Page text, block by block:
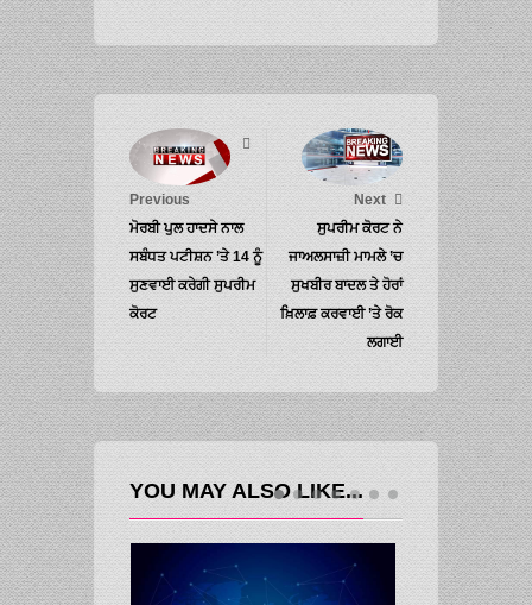
Previous
ਮੋਰਬੀ ਪੁਲ ਹਾਦਸੇ ਨਾਲ
ਸਬੰਧਤ ਪਟੀਸ਼ਨ ’ਤੇ 14 ਨੂੰ
ਸੁਣਵਾਈ ਕਰੇਗੀ ਸੁਪਰੀਮ
ਕੋਰਟ
Next
ਸੁਪਰੀਮ ਕੋਰਟ ਨੇ
ਜਾਅਲਸਾਜ਼ੀ ਮਾਮਲੇ ’ਚ
ਸੁਖਬੀਰ ਬਾਦਲ ਤੇ ਹੋਰਾਂ
ਖ਼ਿਲਾਫ਼ ਕਰਵਾਈ ’ਤੇ ਰੋਕ
ਲਗਾਈ
YOU MAY ALSO LIKE...